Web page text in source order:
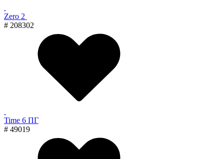
Zero 2
# 208302
Time 6 ПГ
# 49019